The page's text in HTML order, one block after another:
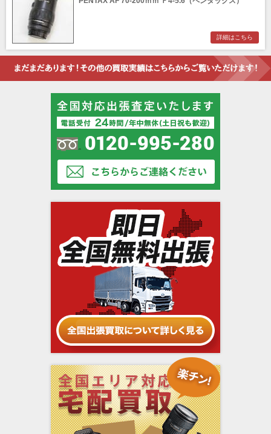
詳細はこちら